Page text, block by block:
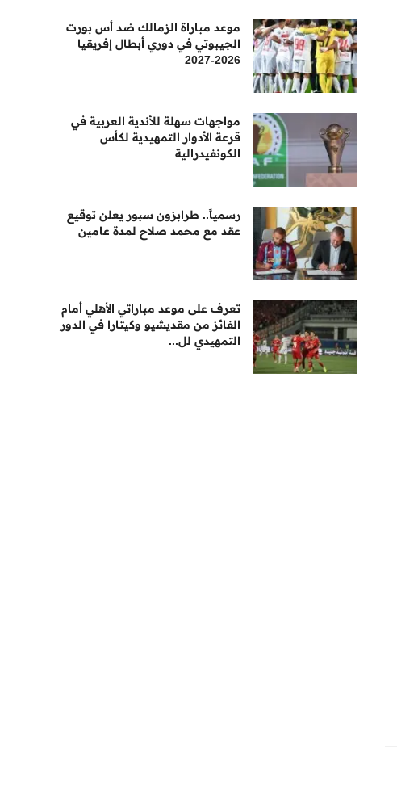
موعد مباراة الزمالك ضد أس بورت
الجيبوتي في دوري أبطال إفريقيا
2026-2027
مواجهات سهلة للأندية العربية في
قرعة الأدوار التمهيدية لكأس
الكونفيدرالية
رسمياً.. طرابزون سبور يعلن توقيع
عقد مع محمد صلاح لمدة عامين
تعرف على موعد مباراتي الأهلي أمام
الفائز من مقديشيو وكيتارا في الدور
التمهيدي لل...